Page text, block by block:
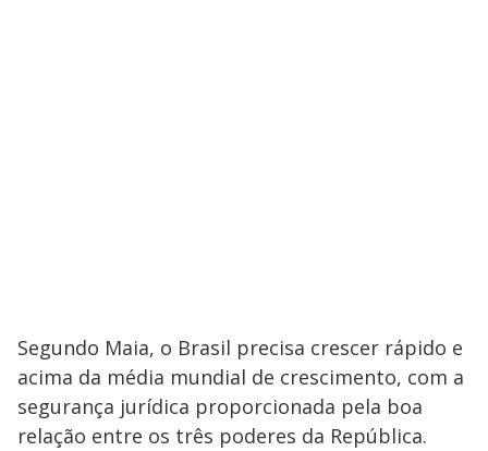
Segundo Maia, o Brasil precisa crescer rápido e
acima da média mundial de crescimento, com a
segurança jurídica proporcionada pela boa
relação entre os três poderes da República.